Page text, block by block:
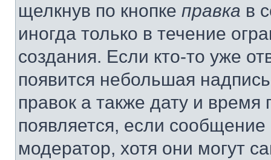
щелкнув по кнопке правка в
иногда только в течение
создания. Если кто-то уже
появится небольшая
правок а также дату и
появляется, если
модератор, хотя они могут